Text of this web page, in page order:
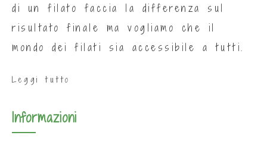
di un filato faccia la differenza sul
risultato finale ma vogliamo che il
mondo dei filati sia accessibile a tutti.
Leggi tutto
Informazioni